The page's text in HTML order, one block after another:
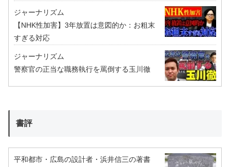
ジャーナリズム
【NHK性加害】3年放置は意図的か：お粗末
すぎる対応
ジャーナリズム
警察官の正当な職務執行を罵倒する玉川徹
書評
平和都市・広島の設計者・浜井信三の著書